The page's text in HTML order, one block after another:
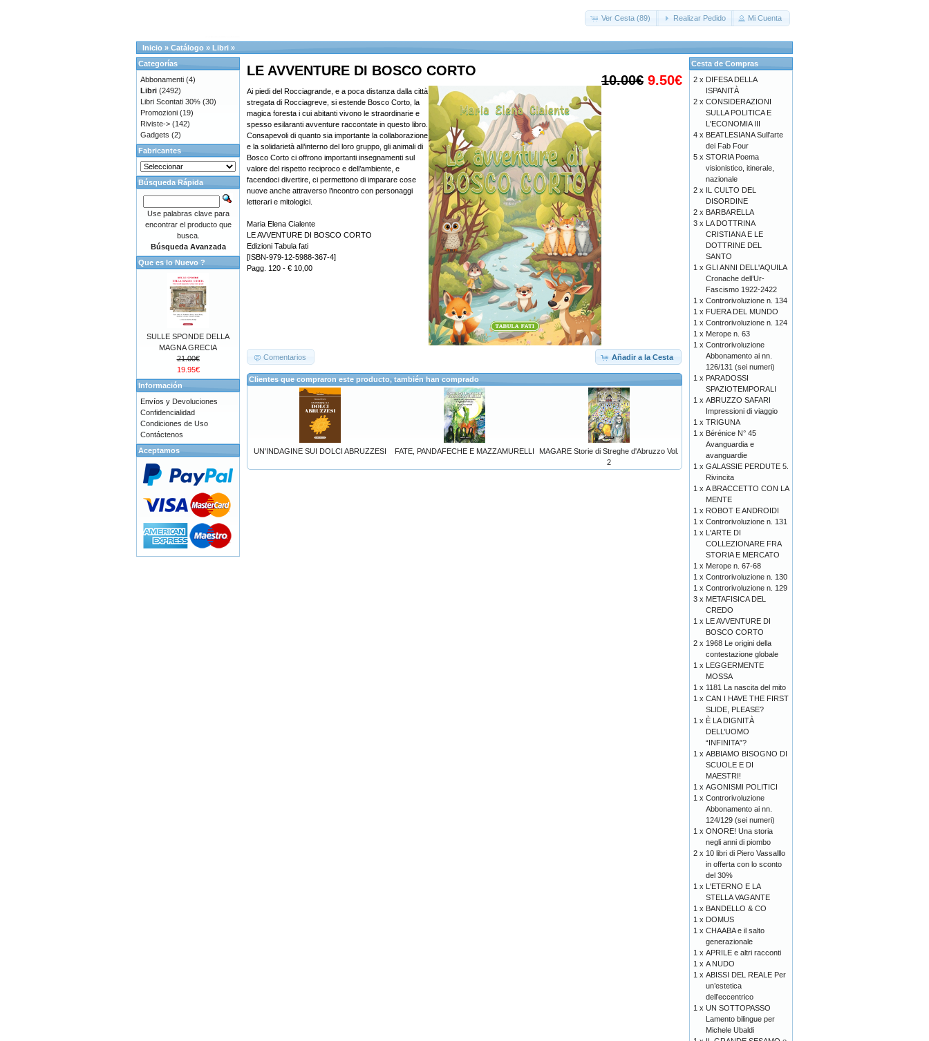
Ver Cesta (89) Realizar Pedido Mi Cuenta
Inicio » Catálogo » Libri »
10.00€ 9.50€
LE AVVENTURE DI BOSCO CORTO
Ai piedi del Rocciagrande, e a poca distanza dalla città
stregata di Rocciagreve, si estende Bosco Corto, la
magica foresta i cui abitanti vivono le straordinarie e
spesso esilaranti avventure raccontate in questo libro.
Consapevoli di quanto sia importante la collaborazione
e la solidarietà all’interno del loro gruppo, gli animali di
Bosco Corto ci offrono importanti insegnamenti sul
valore del rispetto reciproco e dell’ambiente, e
facendoci divertire, ci permettono di imparare cose
nuove anche attraverso l’incontro con personaggi
letterari e mitologici.
Maria Elena Cialente
LE AVVENTURE DI BOSCO CORTO
Edizioni Tabula fati
[ISBN-979-12-5988-367-4]
Pagg. 120 - € 10,00
Añadir a la Cesta
Comentarios
Clientes que compraron este producto, también han comprado
UN'INDAGINE SUI DOLCI ABRUZZESI FATE, PANDAFECHE E MAZZAMURELLI
MAGARE Storie di Streghe d'Abruzzo Vol.
2
Categorías
Abbonamenti (4)
Libri (2492)
Libri Scontati 30% (30)
Promozioni (19)
Riviste-> (142)
Gadgets (2)
Fabricantes
Búsqueda Rápida
Use palabras clave para
encontrar el producto que
busca.
Búsqueda Avanzada
Que es lo Nuevo ?
SULLE SPONDE DELLA
MAGNA GRECIA
21.00€
19.95€
Información
Envíos y Devoluciones
Confidencialidad
Condiciones de Uso
Contáctenos
Aceptamos
Cesta de Compras
2 x DIFESA DELLA
ISPANITÀ
2 x CONSIDERAZIONI
SULLA POLITICA E
L'ECONOMIA III
4 x BEATLESIANA Sull'arte
dei Fab Four
5 x STORIA Poema
visionistico, itinerale,
nazionale
2 x IL CULTO DEL
DISORDINE
2 x BARBARELLA
3 x LA DOTTRINA
CRISTIANA E LE
DOTTRINE DEL
SANTO
1 x GLI ANNI DELL'AQUILA
Cronache dell’Ur-
Fascismo 1922-2422
1 x Controrivoluzione n. 134
1 x FUERA DEL MUNDO
1 x Controrivoluzione n. 124
1 x Merope n. 63
1 x Controrivoluzione
Abbonamento ai nn.
126/131 (sei numeri)
1 x PARADOSSI
SPAZIOTEMPORALI
1 x ABRUZZO SAFARI
Impressioni di viaggio
1 x TRIGUNA
1 x Bérénice N° 45
Avanguardia e
avanguardie
1 x GALASSIE PERDUTE 5.
Rivincita
1 x A BRACCETTO CON LA
MENTE
1 x ROBOT E ANDROIDI
1 x Controrivoluzione n. 131
1 x L'ARTE DI
COLLEZIONARE FRA
STORIA E MERCATO
1 x Merope n. 67-68
1 x Controrivoluzione n. 130
1 x Controrivoluzione n. 129
3 x METAFISICA DEL
CREDO
1 x LE AVVENTURE DI
BOSCO CORTO
2 x 1968 Le origini della
contestazione globale
1 x LEGGERMENTE
MOSSA
1 x 1181 La nascita del mito
1 x CAN I HAVE THE FIRST
SLIDE, PLEASE?
1 x È LA DIGNITÀ
DELL’UOMO
“INFINITA”?
1 x ABBIAMO BISOGNO DI
SCUOLE E DI
MAESTRI!
1 x AGONISMI POLITICI
1 x Controrivoluzione
Abbonamento ai nn.
124/129 (sei numeri)
1 x ONORE! Una storia
negli anni di piombo
2 x 10 libri di Piero Vassalllo
in offerta con lo sconto
del 30%
1 x L'ETERNO E LA
STELLA VAGANTE
1 x BANDELLO & CO
1 x DOMUS
1 x CHAABA e il salto
generazionale
1 x APRILE e altri racconti
1 x A NUDO
1 x ABISSI DEL REALE Per
un’estetica
dell’eccentrico
1 x UN SOTTOPASSO
Lamento bilingue per
Michele Ubaldi